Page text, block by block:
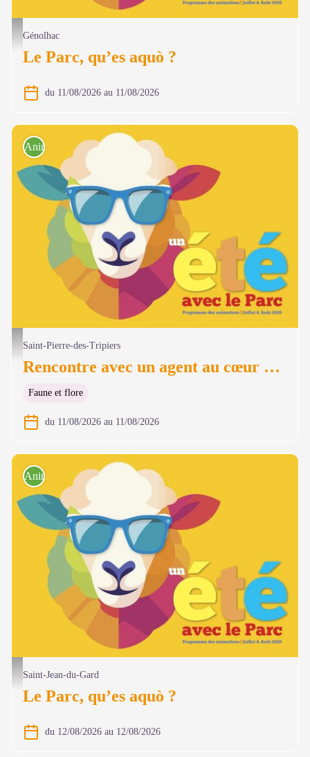
@ Olivier Prohin
Génolhac
Le Parc, qu’es aquò ?
du 11/08/2026 au 11/08/2026
@ Olivier Prohin
Animations
Saint-Pierre-des-Tripiers
Rencontre avec un agent au cœur de la colonie des vautours
Faune et flore
du 11/08/2026 au 11/08/2026
@ Olivier Prohin
Animations
Saint-Jean-du-Gard
Le Parc, qu’es aquò ?
du 12/08/2026 au 12/08/2026